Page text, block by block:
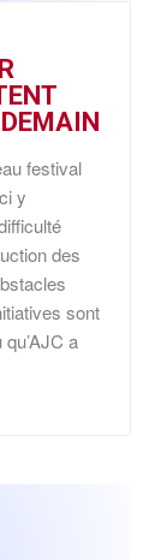
festival
y
des
sont
a